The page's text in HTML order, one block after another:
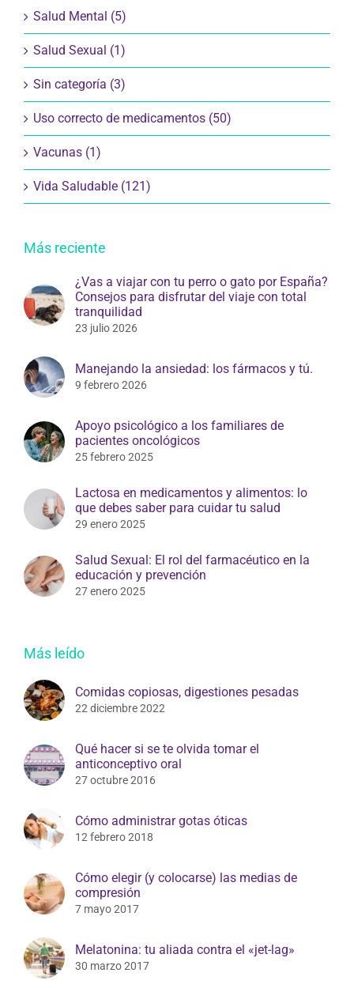
Salud Mental (5)
Salud Sexual (1)
Sin categoría (3)
Uso correcto de medicamentos (50)
Vacunas (1)
Vida Saludable (121)
Más reciente
¿Vas a viajar con tu perro o gato por España?
Consejos para disfrutar del viaje con total
tranquilidad
23 julio 2026
Manejando la ansiedad: los fármacos y tú.
9 febrero 2026
Apoyo psicológico a los familiares de
pacientes oncológicos
25 febrero 2025
Lactosa en medicamentos y alimentos: lo
que debes saber para cuidar tu salud
29 enero 2025
Salud Sexual: El rol del farmacéutico en la
educación y prevención
27 enero 2025
Más leído
Comidas copiosas, digestiones pesadas
22 diciembre 2022
Qué hacer si se te olvida tomar el
anticonceptivo oral
27 octubre 2016
Cómo administrar gotas óticas
12 febrero 2018
Cómo elegir (y colocarse) las medias de
compresión
7 mayo 2017
Melatonina: tu aliada contra el «jet-lag»
30 marzo 2017